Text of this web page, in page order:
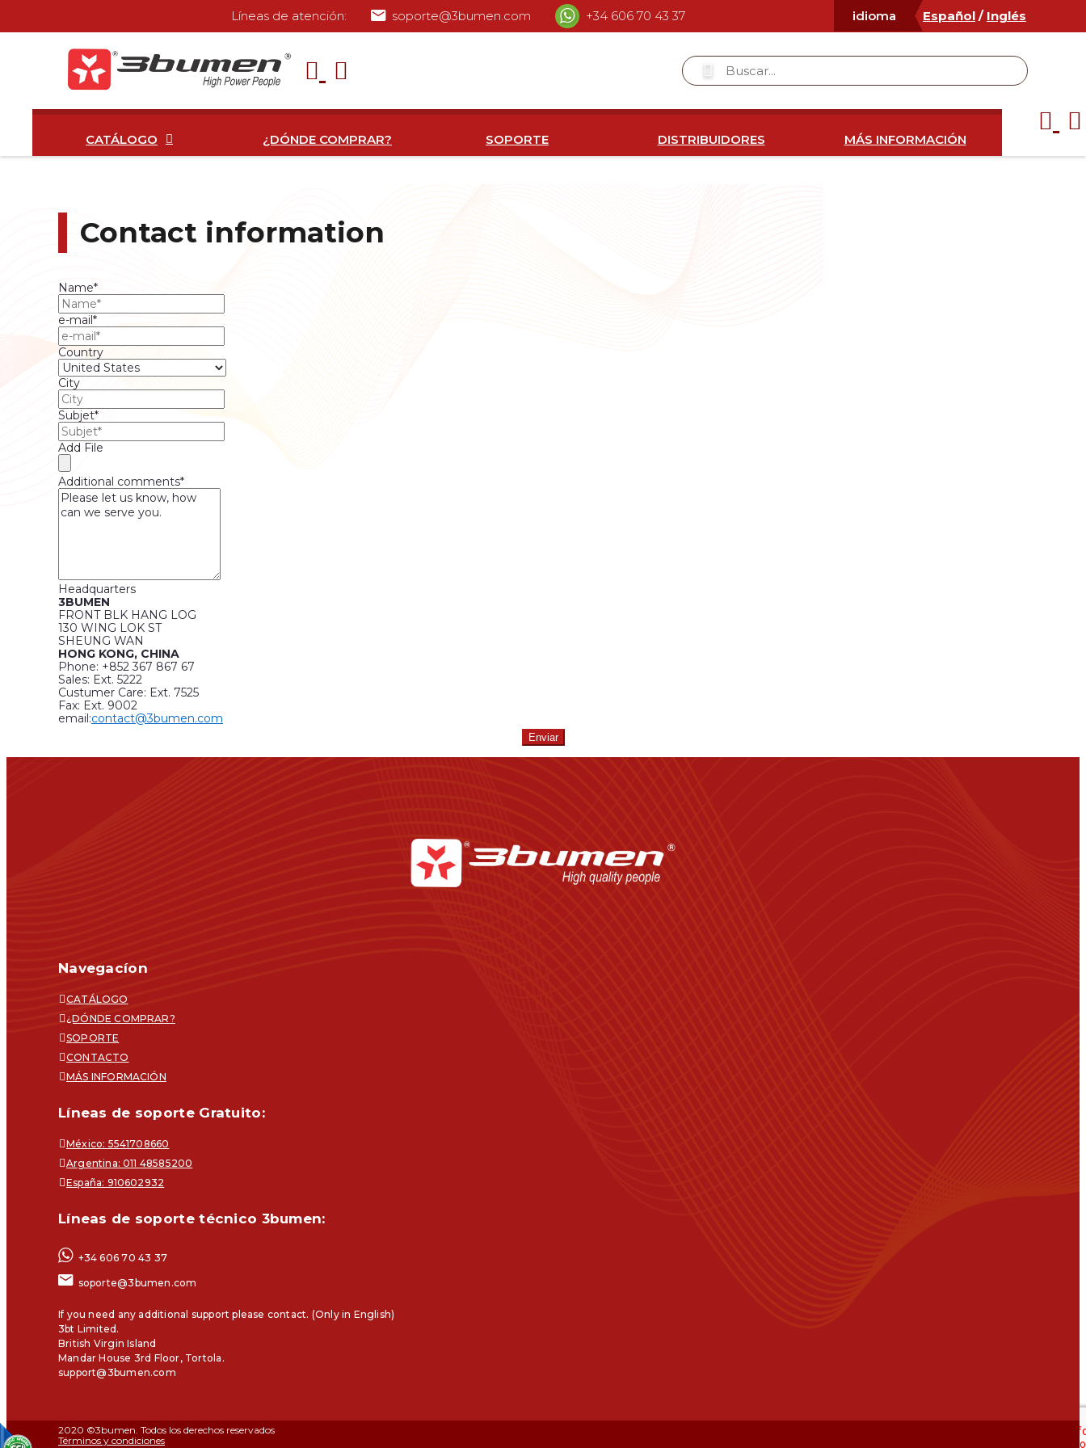
Líneas de atención: soporte@3bumen.com +34 606 70 43 37 idioma Español / Inglés
CATÁLOGO ¿DÓNDE COMPRAR? SOPORTE DISTRIBUIDORES MÁS INFORMACIÓN
Contact information
Name*
e-mail*
Country
City
Subjet*
Add File
Additional comments*
Headquarters
3BUMEN
FRONT BLK HANG LOG
130 WING LOK ST
SHEUNG WAN
HONG KONG, CHINA
Phone: +852 367 867 67
Sales: Ext. 5222
Custumer Care: Ext. 7525
Fax: Ext. 9002
email:contact@3bumen.com
Enviar
Navegacíon
CATÁLOGO
¿DÓNDE COMPRAR?
SOPORTE
CONTACTO
MÁS INFORMACIÓN
Líneas de soporte Gratuito:
México: 5541708660
Argentina: 011 48585200
España: 910602932
Líneas de soporte técnico 3bumen:
+34 606 70 43 37
soporte@3bumen.com
If you need any additional support please contact. (Only in English)
3bt Limited.
British Virgin Island
Mandar House 3rd Floor, Tortola.
support@3bumen.com
2020 ©3bumen. Todos los derechos reservados
Términos y condiciones